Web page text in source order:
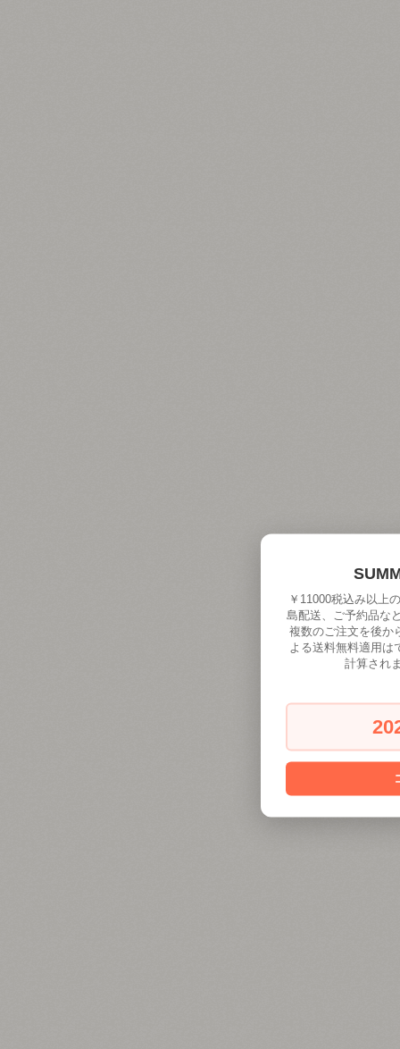
￥11000税込み以上
島配送、ご予約品な
複数のご注文を後か
よる送料無料適用は
計算され